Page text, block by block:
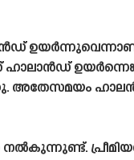
അതേസമയം